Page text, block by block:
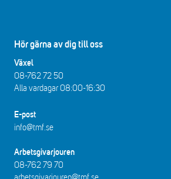
Hör gärna av dig till oss
Växel
08-762 72 50
Alla vardagar 08:00-16:30​​
E-post
info@tmf.se
Arbetsgivarjouren
08-762 79 70